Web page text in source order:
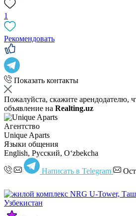
1
Рекомендовать
Показать контакты
Пожалуйста, скажите арендодателю,
объявление на Realting.uz
Агентство
Unique Aparts
Языки общения
English, Русский, Oʻzbekcha
Написать в Telegram